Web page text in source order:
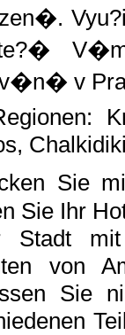
V�m
v
Sie
Sie Ihr
Stadt
von
Sie